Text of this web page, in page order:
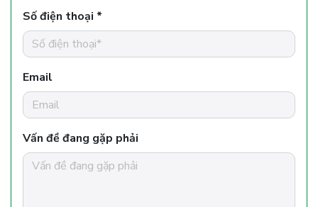
Số điện thoại *
Email
Vấn đề đang gặp phải